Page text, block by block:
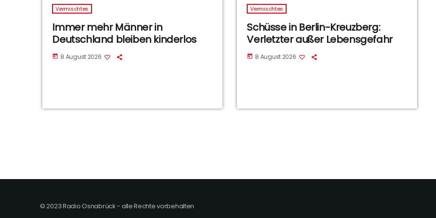
Vermischtes
Immer mehr Männer in
Deutschland bleiben kinderlos
today 8 August 2026
Vermischtes
Schüsse in Berlin-Kreuzberg:
Verletzter außer Lebensgefahr
today 8 August 2026
© 2023 Radio Osnabrück - alle Rechte vorbehalten